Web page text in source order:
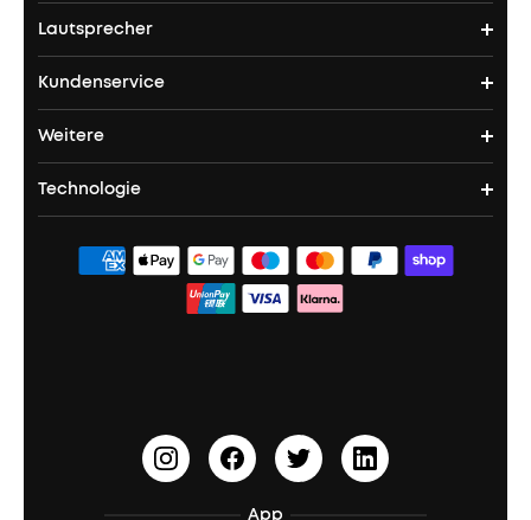
ANC Kopfhörer
Open Ear Kopfhörer
Space One Pro
TWS Earbuds
ANC Earbuds
Liberty 5 Pro
Liberty 5 Pro Max
Sleep A30
Lautsprecher
Bluetooth Lautsprecher
Bass Speakers
Boom 2
Boom 2 Plus
Kundenservice
Kontakt
Garantieantrag
Dokumente & Treiber
A3102 Lautsprecher (in Schwarz) Rückrufaktion
Weitere
Unternehmensprogramm
Studenten- & Lehrerrabatte
Technologie
ACAA
App